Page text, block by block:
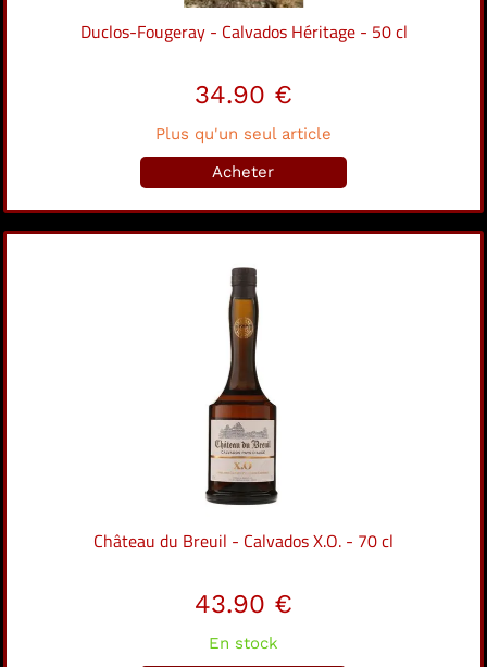
Duclos-Fougeray - Calvados Héritage - 50 cl
34.90 €
Plus qu'un seul article
Acheter
Château du Breuil - Calvados X.O. - 70 cl
43.90 €
En stock